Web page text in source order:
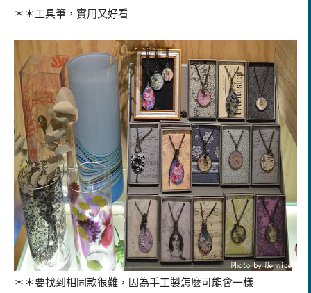
＊＊工具筆，實用又好看
＊＊要找到相同款很難，因為手工製怎麼可能會一樣